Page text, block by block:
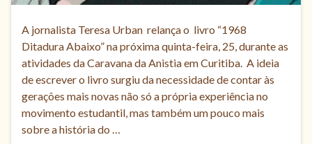
A jornalista Teresa Urban relança o livro “1968
Ditadura Abaixo” na próxima quinta-feira, 25, durante as
atividades da Caravana da Anistia em Curitiba. A ideia
de escrever o livro surgiu da necessidade de contar às
gerações mais novas não só a própria experiência no
movimento estudantil, mas também um pouco mais
sobre a história do …